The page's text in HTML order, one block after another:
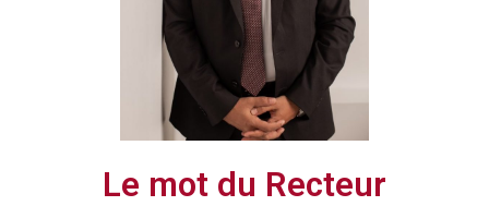
Le mot du Recteur